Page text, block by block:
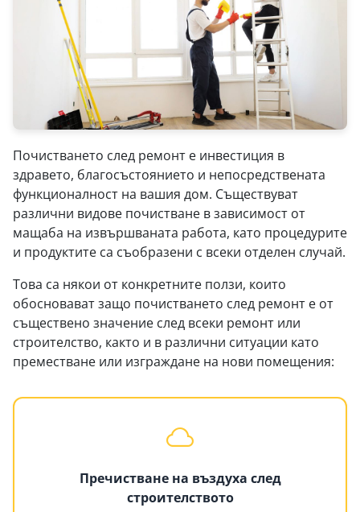
Почистването след ремонт е инвестиция в
здравето, благосъстоянието и непосредствената
функционалност на вашия дом. Съществуват
различни видове почистване в зависимост от
мащаба на извършваната работа, като процедурите
и продуктите са съобразени с всеки отделен случай.
Това са някои от конкретните ползи, които
обосновават защо почистването след ремонт е от
съществено значение след всеки ремонт или
строителство, както и в различни ситуации като
преместване или изграждане на нови помещения:
Пречистване на въздуха след
строителството